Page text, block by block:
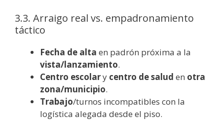
3.3. Arraigo real vs. empadronamiento
táctico
Fecha de alta en padrón próxima a la
vista/lanzamiento.
Centro escolary centro de salud en otra
zona/municipio.
Trabajo/turnos incompatibles con la
logística alegada desde el piso.